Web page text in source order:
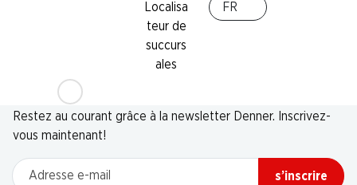
Localisa
teur de
succurs
ales
FR
Newsletter
Restez au courant grâce à la newsletter Denner. Inscrivez-
vous maintenant!
Adresse e-mail
s’inscrire